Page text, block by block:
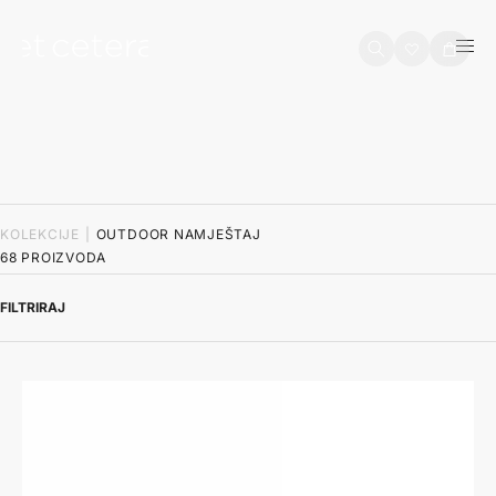
Košarica
KOLEKCIJE
OUTDOOR NAMJEŠTAJ
68 PROIZVODA
FILTRIRAJ